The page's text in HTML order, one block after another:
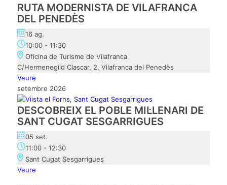
RUTA MODERNISTA DE VILAFRANCA
DEL PENEDÈS
16 ag.
10:00- 11:30
Oficina de Turisme de Vilafranca
C/Hermenegild Clascar, 2, Vilafranca del Penedès
Veure
setembre 2026
DESCOBREIX EL POBLE MIL·LENARI DE
SANT CUGAT SESGARRIGUES
05 set.
11:00- 12:30
Sant Cugat Sesgarrigues
Veure